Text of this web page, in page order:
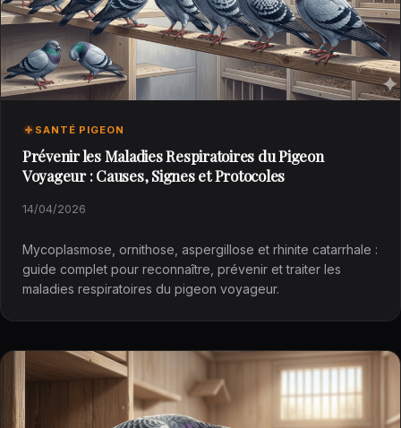
SANTÉ PIGEON
Prévenir les Maladies Respiratoires du Pigeon
Voyageur : Causes, Signes et Protocoles
14/04/2026
Mycoplasmose, ornithose, aspergillose et rhinite catarrhale :
guide complet pour reconnaître, prévenir et traiter les
maladies respiratoires du pigeon voyageur.